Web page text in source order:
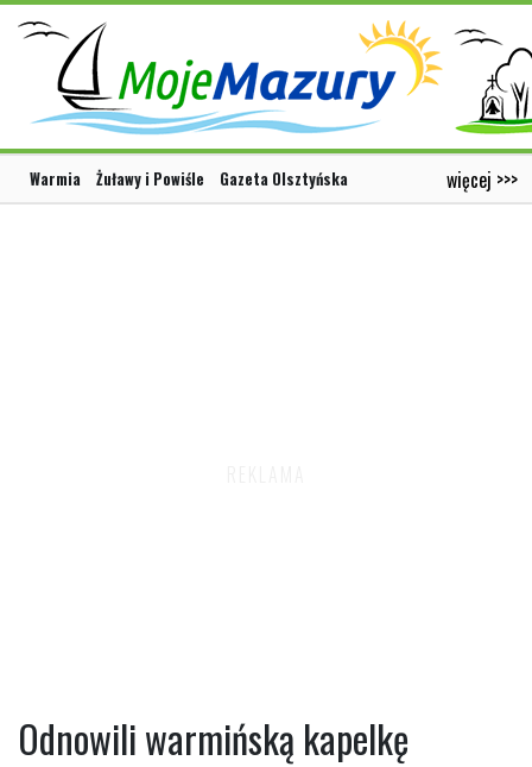
Warmia Żuławy i Powiśle Gazeta Olsztyńska więcej >>>
Odnowili warmińską kapelkę